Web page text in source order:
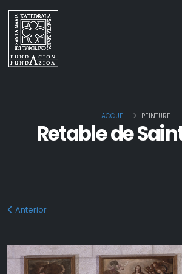
Retable de
ACCUEIL PEINTURE
Anterior